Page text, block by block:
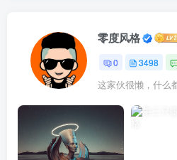
零度风格
0 3498
这家伙很懒，什么